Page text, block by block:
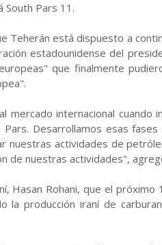
Pars 11.
Teherán está dispuesto a
estadounidense del
que finalmente
mercado internacional cuando
Desarrollamos esas fases
nuestras actividades de
de nuestras actividades",
Hasan Rohani, que el próximo
la producción iraní de